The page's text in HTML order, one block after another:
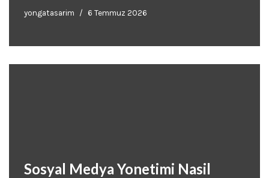
yongatasarim 6 Temmuz 2026
Sosyal Medya Yonetimi Nasil